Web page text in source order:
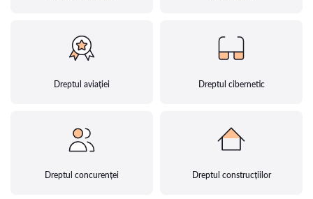
Dreptul aviației Dreptul cibernetic
Dreptul concurenței Dreptul construcțiilor